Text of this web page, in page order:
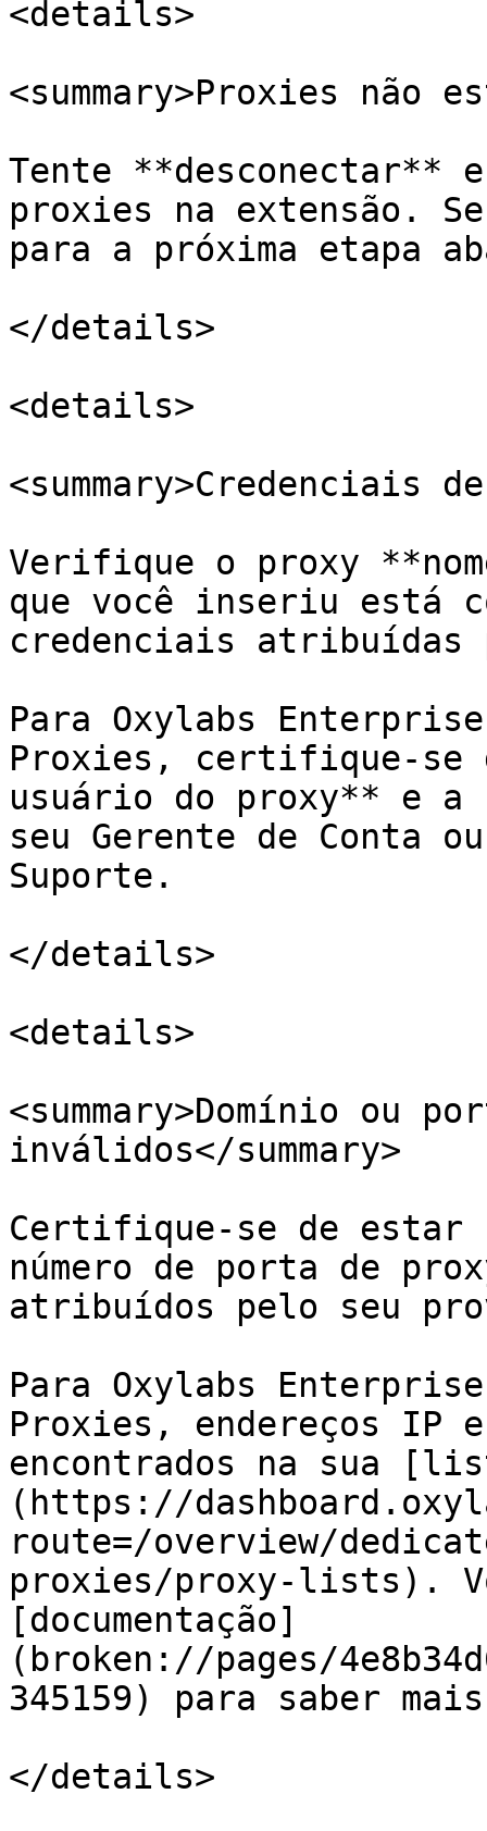
<details>
<summary>Proxies não
Tente **desconectar**
proxies na extensão.
para a próxima etapa
</details>
<details>
<summary>Credenciais
Verifique o proxy
que você inseriu está
credenciais atribuídas
Para Oxylabs
Proxies, certifique-se
usuário do proxy** e a
seu Gerente de Conta
Suporte.
</details>
<details>
<summary>Domínio ou
inválidos</summary>
Certifique-se de estar
número de porta de
atribuídos pelo seu
Para Oxylabs
Proxies, endereços IP
encontrados na sua
(https://
route=/overview/
proxies/proxy-lists).
[documentação]
(broken://pages/
345159) para saber
</details>